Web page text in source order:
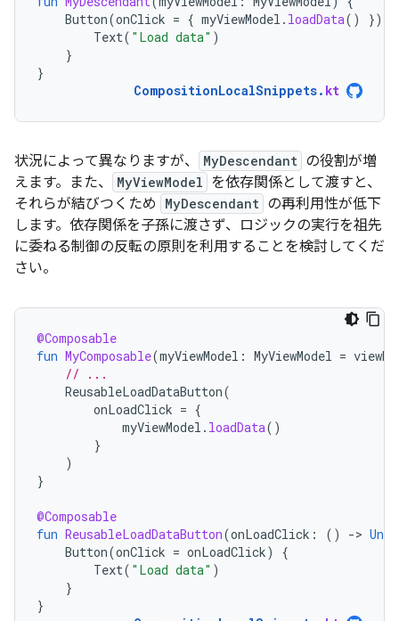
Button(onClick = { myViewModel . loadData() })
Text( "Load data" )
}
}
CompositionLocalSnippets. kt
状況によって異なりますが、 MyDescendant の役割が増
えます。また、
MyViewModel を依存関係として渡すと、
それらが結びつくため
MyDescendant の再利用性が低下
します。依存関係を子孫に渡さず、ロジックの実行を祖先
に委ねる制御の反転の原則を利用することを検討してくだ
さい。
@Composable
fun MyComposable(myViewModel : MyViewModel =
// ...
ReusableLoadDataButton(
onLoadClick = {
myViewModel . loadData()
}
)
}
@Composable
fun ReusableLoadDataButton(onLoadClick : () -> Unit
Button(onClick = onLoadClick)
{
Text( "Load data" )
}
}